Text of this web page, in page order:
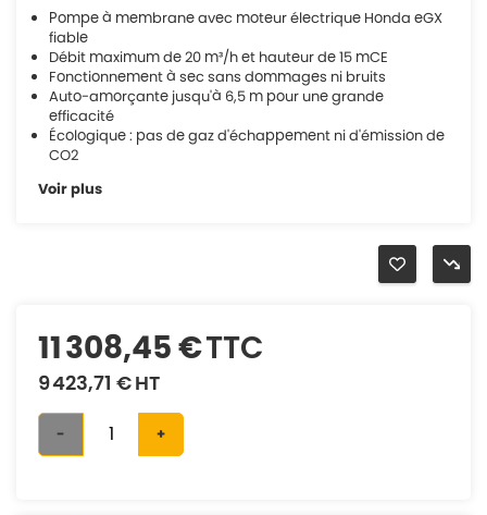
Pompe à membrane avec moteur électrique Honda eGX
fiable
Débit maximum de 20 m³/h et hauteur de 15 mCE
Fonctionnement à sec sans dommages ni bruits
Auto-amorçante jusqu'à 6,5 m pour une grande
efficacité
Écologique : pas de gaz d'échappement ni d'émission de
CO2
Voir plus
11 308,45 €TTC
9 423,71 €HT
- +